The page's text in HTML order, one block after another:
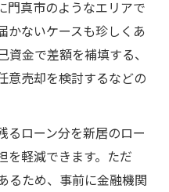
門真市のようなエリアで
かないケースも珍しくあ
金で差額を補填する、
意売却を検討するなどの
るローン分を新居のロー
を軽減できます。ただ
るため、事前に金融機関